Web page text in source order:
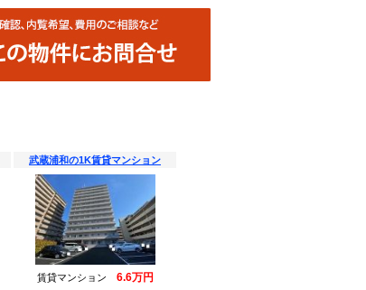
武蔵浦和の1K賃貸マンション
賃貸マンション 6.6万円